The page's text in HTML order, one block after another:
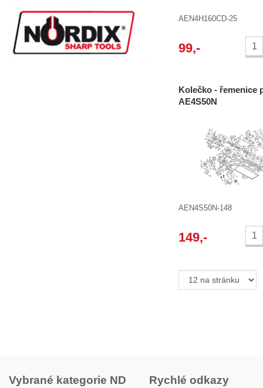
AEN4H160CD-25
99,-
Kolečko - řemenice
AE4S50N
AEN4S50N-148
149,-
Vybrané kategorie ND Rychlé odkazy